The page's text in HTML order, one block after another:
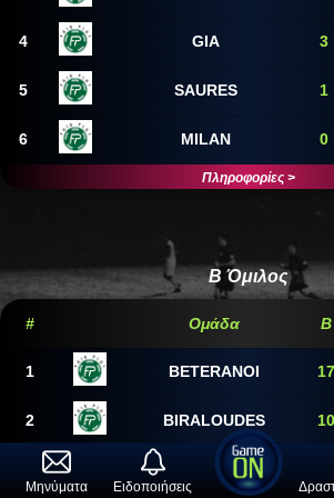
4 GIA 3
5 SAURES 1
6 MILAN 0
Πληροφορίες >
1η Αγωνιστική
3 - 5 GIA
SAURES 5 - 7
DE KAVLE
B Όμιλος
# Ομάδα Β
1 BETERANOI 17
2 BIRALOUDES 10
NO NAME
envelope
Μηνύματα
bell
Ειδοποιήσεις